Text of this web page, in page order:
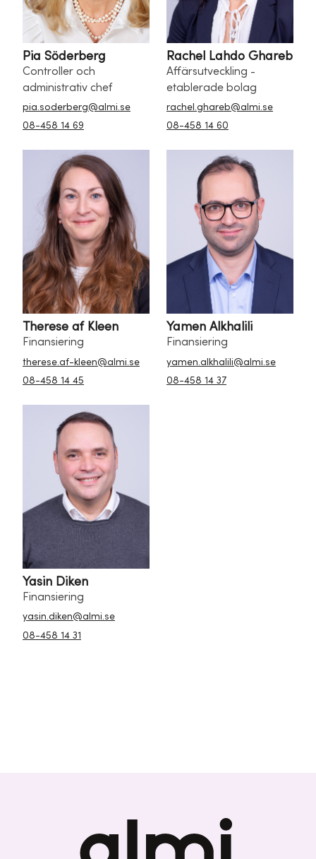
Pia Söderberg
Controller och
administrativ chef
pia.soderberg@almi.se
08-458 14 69
Rachel Lahdo Ghareb
Affärsutveckling -
etablerade bolag
rachel.ghareb@almi.se
08-458 14 60
Therese af Kleen
Finansiering
therese.af-kleen@almi.se
08-458 14 45
Yamen Alkhalili
Finansiering
yamen.alkhalili@almi.se
08-458 14 37
Yasin Diken
Finansiering
yasin.diken@almi.se
08-458 14 31